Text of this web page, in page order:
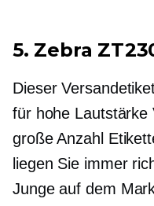
5. Zebra
Dieser
für hohe Lautstärke
große Anzahl
liegen Sie immer
Junge auf dem